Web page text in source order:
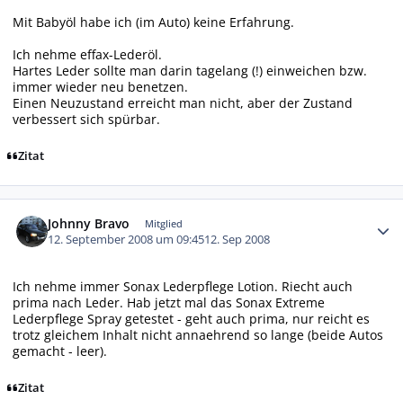
Mit Babyöl habe ich (im Auto) keine Erfahrung.
Ich nehme effax-Lederöl.
Hartes Leder sollte man darin tagelang (!) einweichen bzw.
immer wieder neu benetzen.
Einen Neuzustand erreicht man nicht, aber der Zustand
verbessert sich spürbar.
Zitat
Johnny Bravo Mitglied
12. September 2008 um 09:4512. Sep 2008
Ich nehme immer Sonax Lederpflege Lotion. Riecht auch
prima nach Leder. Hab jetzt mal das Sonax Extreme
Lederpflege Spray getestet - geht auch prima, nur reicht es
trotz gleichem Inhalt nicht annaehrend so lange (beide Autos
gemacht - leer).
Zitat